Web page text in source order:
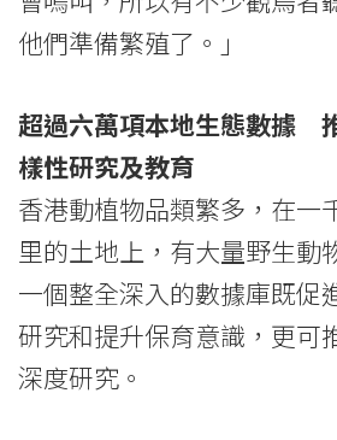
國
際
學
院
香
港
他們準備繁殖了。」
超過六萬項本地生態數據
樣性研究及教育
香港動植物品類繁多，在一
里的土地上，有大量野生動
一個整全深入的數據庫既促
研究和提升保育意識，更可
深度研究。